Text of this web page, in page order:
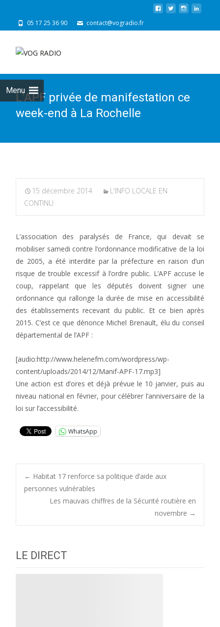
05 17 25 36 90 contact@vogradio.fr
Menu
L’APF privée de manifestation ce
week-end à La Rochelle
15 décembre 2014
L'INFO LOCALE EN
CONTINU
L’association des paralysés de France, qui devait se
mobiliser samedi contre l’ordonnance modificative de la loi
de 2005, a été interdite par la préfecture en raison d’un
risque de trouble excessif à l’ordre public. L’APF accuse le
coup, rappelant que les députés doivent signer une
ordonnance qui rallonge la durée de mise en accessibilité
des établissements recevant du public. Et ce bien après
2015. C’est ce que dénonce Michel Brenault, élu du conseil
départemental de l’APF :
[audio:http://www.helenefm.com/wordpress/wp-
content/uploads/2014/12/Manif-APF-17.mp3]
Une action est d’ores et déjà prévue le 10 janvier, puis au
niveau national en février, pour célébrer l’anniversaire de la
loi sur l’accessibilité.
WhatsApp
Post
← Habitat 17 renforce sa politique d’aide aux
personnes vulnérables
Les mauvais chiffres de la Sécurité routière en
novembre →
LE DIRECT